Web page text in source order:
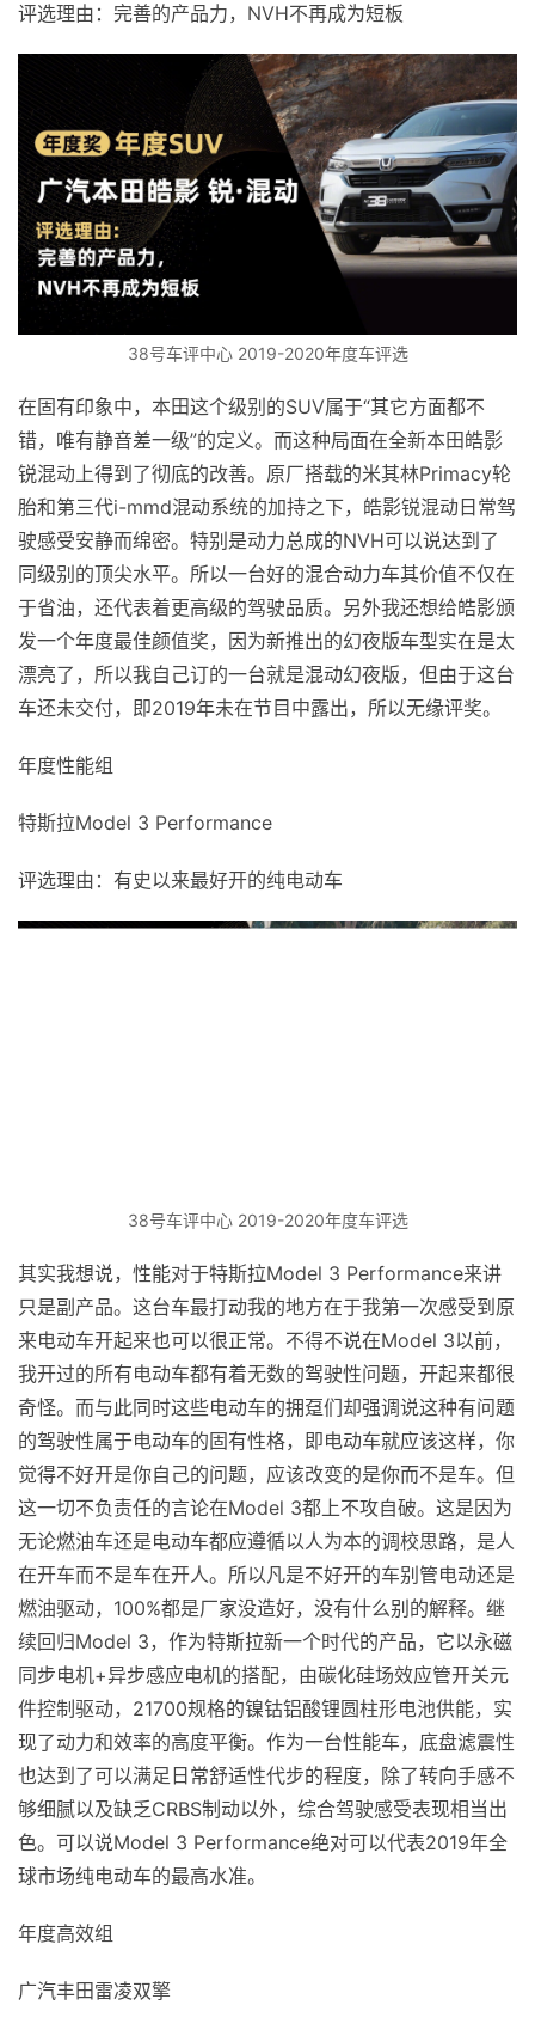
评选理由：完善的产品力，NVH不再成为短板
38号车评中心 2019-2020年度车评选
在固有印象中，本田这个级别的SUV属于“其它方面都不
错，唯有静音差一级”的定义。而这种局面在全新本田皓影
锐混动上得到了彻底的改善。原厂搭载的米其林Primacy轮
胎和第三代i-mmd混动系统的加持之下，皓影锐混动日常驾
驶感受安静而绵密。特别是动力总成的NVH可以说达到了
同级别的顶尖水平。所以一台好的混合动力车其价值不仅在
于省油，还代表着更高级的驾驶品质。另外我还想给皓影颁
发一个年度最佳颜值奖，因为新推出的幻夜版车型实在是太
漂亮了，所以我自己订的一台就是混动幻夜版，但由于这台
车还未交付，即2019年未在节目中露出，所以无缘评奖。
年度性能组
特斯拉Model 3 Performance
评选理由：有史以来最好开的纯电动车
38号车评中心 2019-2020年度车评选
其实我想说，性能对于特斯拉Model 3 Performance来讲
只是副产品。这台车最打动我的地方在于我第一次感受到原
来电动车开起来也可以很正常。不得不说在Model 3以前，
我开过的所有电动车都有着无数的驾驶性问题，开起来都很
奇怪。而与此同时这些电动车的拥趸们却强调说这种有问题
的驾驶性属于电动车的固有性格，即电动车就应该这样，你
觉得不好开是你自己的问题，应该改变的是你而不是车。但
这一切不负责任的言论在Model 3都上不攻自破。这是因为
无论燃油车还是电动车都应遵循以人为本的调校思路，是人
在开车而不是车在开人。所以凡是不好开的车别管电动还是
燃油驱动，100%都是厂家没造好，没有什么别的解释。继
续回归Model 3，作为特斯拉新一个时代的产品，它以永磁
同步电机+异步感应电机的搭配，由碳化硅场效应管开关元
件控制驱动，21700规格的镍钴铝酸锂圆柱形电池供能，实
现了动力和效率的高度平衡。作为一台性能车，底盘滤震性
也达到了可以满足日常舒适性代步的程度，除了转向手感不
够细腻以及缺乏CRBS制动以外，综合驾驶感受表现相当出
色。可以说Model 3 Performance绝对可以代表2019年全
球市场纯电动车的最高水准。
年度高效组
广汽丰田雷凌双擎